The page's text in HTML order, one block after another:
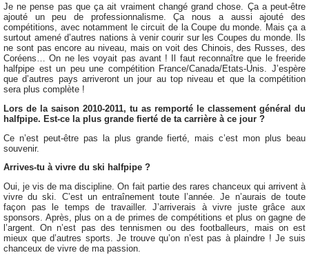
Je ne pense pas que ça ait vraiment changé grand chose. Ça a peut-être
ajouté un peu de professionnalisme. Ça nous a aussi ajouté des
compétitions, avec notamment le circuit de la Coupe du monde. Mais ça a
surtout amené d’autres nations à venir courir sur les Coupes du monde. Ils
ne sont pas encore au niveau, mais on voit des Chinois, des Russes, des
Coréens… On ne les voyait pas avant ! Il faut reconnaître que le freeride
halfpipe est un peu une compétition France/Canada/Etats-Unis. J’espère
que d’autres pays arriveront un jour au top niveau et que la compétition
sera plus complète !
Lors de la saison 2010-2011, tu as remporté le classement général du
halfpipe. Est-ce la plus grande fierté de ta carrière à ce jour ?
Ce n’est peut-être pas la plus grande fierté, mais c’est mon plus beau
souvenir.
Arrives-tu à vivre du ski halfpipe ?
Oui, je vis de ma discipline. On fait partie des rares chanceux qui arrivent à
vivre du ski. C’est un entraînement toute l’année. Je n’aurais de toute
façon pas le temps de travailler. J’arriverais à vivre juste grâce aux
sponsors. Après, plus on a de primes de compétitions et plus on gagne de
l’argent. On n’est pas des tennismen ou des footballeurs, mais on est
mieux que d’autres sports. Je trouve qu’on n’est pas à plaindre ! Je suis
chanceux de vivre de ma passion.